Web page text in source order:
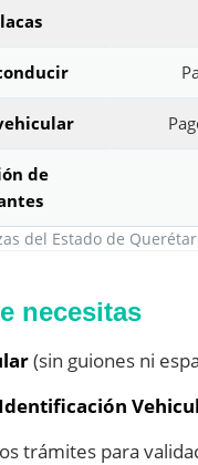
de
del Estado de
necesitas
(sin guiones ni
trámites para